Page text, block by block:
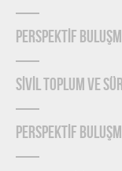
PERSPEKTİF
SİVİL TOPLUM VE
PERSPEKTİF